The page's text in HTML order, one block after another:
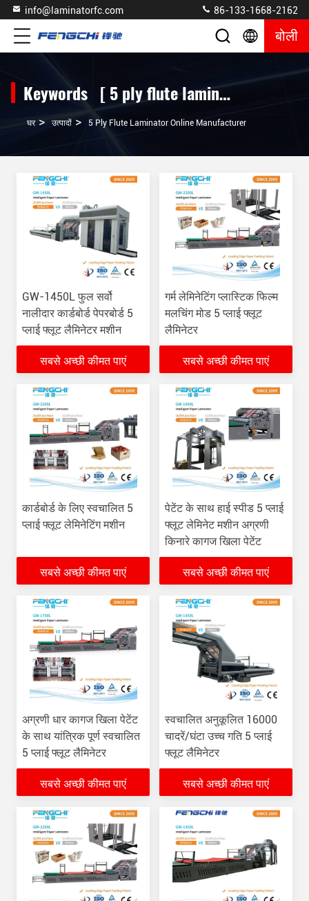
info@laminatorfc.com 86-133-1668-2162
बोली
Keywords [ 5 ply flute laminator ] Match 93 उत्पादों
घर > उत्पादों > 5 Ply Flute Laminator Online Manufacturer
GW-1450L फुल सर्वो
नालीदार कार्डबोर्ड पेपरबोर्ड 5
प्लाई फ्लूट लैमिनेटर मशीन
सबसे अच्छी कीमत पाएं
गर्म लेमिनेटिंग प्लास्टिक फिल्म
मलचिंग मोड 5 प्लाई फ्लूट
लैमिनेटर
सबसे अच्छी कीमत पाएं
कार्डबोर्ड के लिए स्वचालित 5
प्लाई फ्लूट लेमिनेटिंग मशीन
सबसे अच्छी कीमत पाएं
पेटेंट के साथ हाई स्पीड 5 प्लाई
फ्लूट लेमिनेट मशीन अग्रणी
किनारे कागज खिला पेटेंट
सबसे अच्छी कीमत पाएं
अग्रणी धार कागज खिला पेटेंट
के साथ यांत्रिक पूर्ण स्वचालित
5 प्लाई फ्लूट लैमिनेटर
सबसे अच्छी कीमत पाएं
स्वचालित अनुकूलित 16000
चादरें/घंटा उच्च गति 5 प्लाई
फ्लूट लैमिनेटर
सबसे अच्छी कीमत पाएं